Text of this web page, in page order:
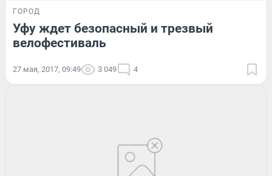
ГОРОД
Уфу ждет безопасный и трезвый
велофестиваль
27 мая, 2017, 09:49 3 049 4